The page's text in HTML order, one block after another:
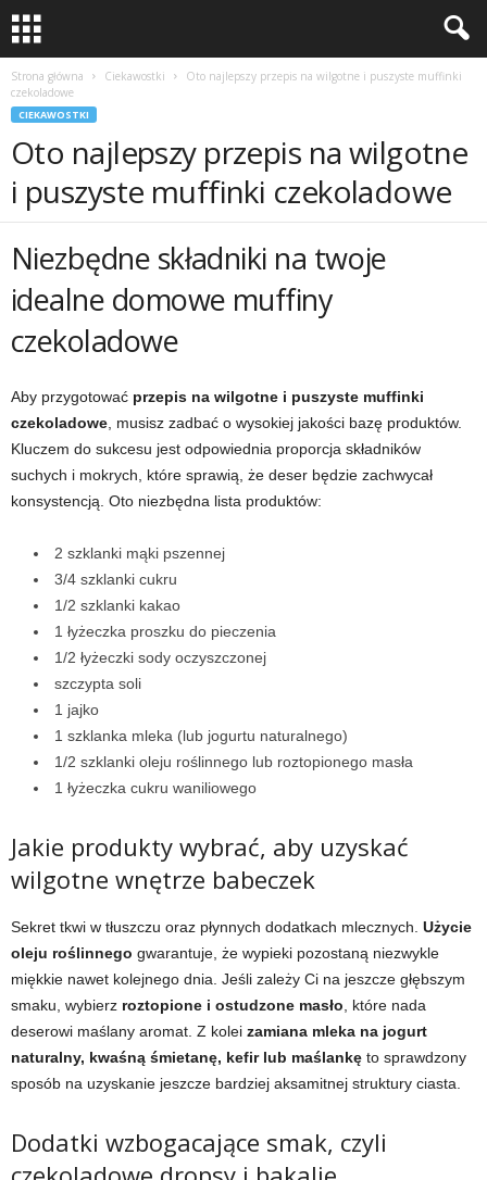
Strona główna Ciekawostki
Oto najlepszy przepis na wilgotne i puszyste muffinki
czekoladowe
CIEKAWOSTKI
Oto najlepszy przepis na wilgotne
i puszyste muffinki czekoladowe
Niezbędne składniki na twoje
idealne domowe muffiny
czekoladowe
Aby przygotować przepis na wilgotne i puszyste muffinki
czekoladowe , musisz zadbać o wysokiej jakości bazę produktów.
Kluczem do sukcesu jest odpowiednia proporcja składników
suchych i mokrych, które sprawią, że deser będzie zachwycał
konsystencją. Oto niezbędna lista produktów:
2 szklanki mąki pszennej
3/4 szklanki cukru
1/2 szklanki kakao
1 łyżeczka proszku do pieczenia
1/2 łyżeczki sody oczyszczonej
szczypta soli
1 jajko
1 szklanka mleka (lub jogurtu naturalnego)
1/2 szklanki oleju roślinnego lub roztopionego masła
1 łyżeczka cukru waniliowego
Jakie produkty wybrać, aby uzyskać
wilgotne wnętrze babeczek
Sekret tkwi w tłuszczu oraz płynnych dodatkach mlecznych. Użycie
oleju roślinnego gwarantuje, że wypieki pozostaną niezwykle
miękkie nawet kolejnego dnia. Jeśli zależy Ci na jeszcze głębszym
smaku, wybierz roztopione i ostudzone masło , które nada
deserowi maślany aromat. Z kolei zamiana mleka na jogurt
naturalny, kwaśną śmietanę, kefir lub maślankę to sprawdzony
sposób na uzyskanie jeszcze bardziej aksamitnej struktury ciasta.
Dodatki wzbogacające smak, czyli